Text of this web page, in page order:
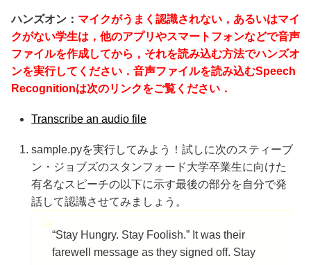
ハンズオン： マイクがうまく認識されない，あるいはマイ
クがない学生は，他のアプリやスマートフォンなどで音声
ファイルを作成してから，それを読み込む方法でハンズオ
ンを実行してください．音声ファイルを読み込むSpeech
Recognitionは次のリンクをご覧ください．
Transcribe an audio file
sample.pyを実行してみよう！試しに次のスティーブ
ン・ジョブズのスタンフォード大学卒業生に向けた
有名なスピーチの以下に示す最後の部分を自分で発
話して認識させてみましょう。
“Stay Hungry. Stay Foolish.” It was their
farewell message as they signed off. Stay